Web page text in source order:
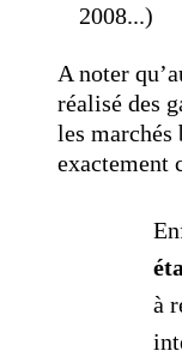
2008...)
A noter
réalisé des
les marchés
exactement
à